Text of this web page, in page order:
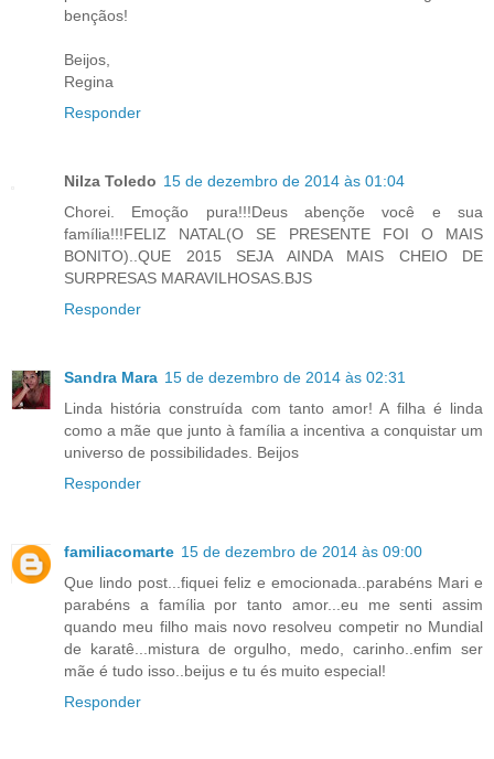
bençãos!
Beijos,
Regina
Responder
Nilza Toledo 15 de dezembro de 2014 às 01:04
Chorei. Emoção pura!!!Deus abençõe você e sua
família!!!FELIZ NATAL(O SE PRESENTE FOI O MAIS
BONITO)..QUE 2015 SEJA AINDA MAIS CHEIO DE
SURPRESAS MARAVILHOSAS.BJS
Responder
Sandra Mara 15 de dezembro de 2014 às 02:31
Linda história construída com tanto amor! A filha é linda
como a mãe que junto à família a incentiva a conquistar um
universo de possibilidades. Beijos
Responder
familiacomarte 15 de dezembro de 2014 às 09:00
Que lindo post...fiquei feliz e emocionada..parabéns Mari e
parabéns a família por tanto amor...eu me senti assim
quando meu filho mais novo resolveu competir no Mundial
de karatê...mistura de orgulho, medo, carinho..enfim ser
mãe é tudo isso..beijus e tu és muito especial!
Responder